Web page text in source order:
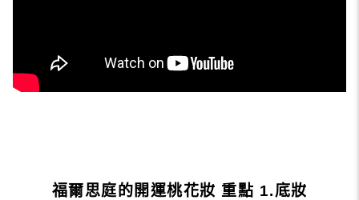
福爾思庭的開運桃花妝 重點 1.底妝